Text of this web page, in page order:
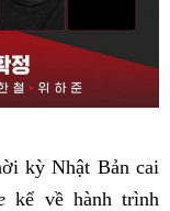
kỳ Nhật Bản cai
kể về hành trình